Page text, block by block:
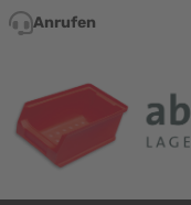
Direkt zum Inhalt
Anrufen